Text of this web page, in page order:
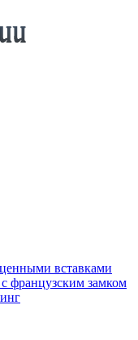
вставками
французским замком